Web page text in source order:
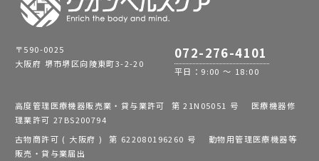
〒590-0025
大阪府 堺市堺区向陵東町3-2-20
072-276-4101
平日：9:00 ～ 18:00
高度管理医療機器販売業・貸与業許可 第 21N05051 号 医療機器修
理業許可 27BS200794
古物商許可 ( 大阪府 ) 第 622080196260 号 動物用管理医療機器等
販売・貸与業届出